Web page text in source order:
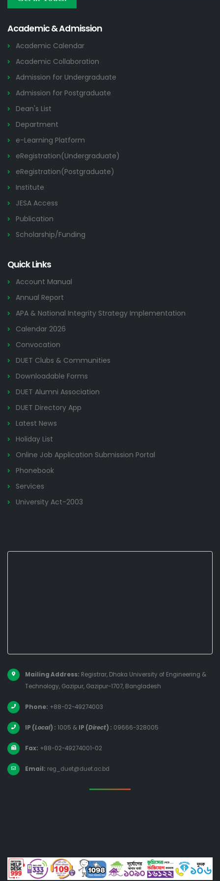
2026
Academic & Admission
Academic Calendar
Academic Collaboration
Admission for Undergraduate
Admission for Postgraduate
Dean's List
Department
e-Learning Platform
eRegistration(Undergraduate)
eRegistration(Postgraduate)
Institute
JESA Access
Publication
Scholarship/Funding
Quick Links
Account Manual
Annual Report
APA & National Integrity Strategy Implementation
Calendar 2026
Convocation
DUET Clubs & Communities
Downloadable Forms
DUET Alumni Association
DUET Directory App
Latest News
Holiday List
Online Job Application Submission Portal
Phonebook
Services
University Act-2003
Mailing Address: Registrar, Dhaka University of Engineering &
Technology, Gazipur, Gazipur-1707, Bangladesh
Phone: +88-02-49274003
IP (Local) : 1005 & IP (Direct) : 09666-328005
Fax: +88-02-49274001-02
Email: reg_duet@duet.ac.bd